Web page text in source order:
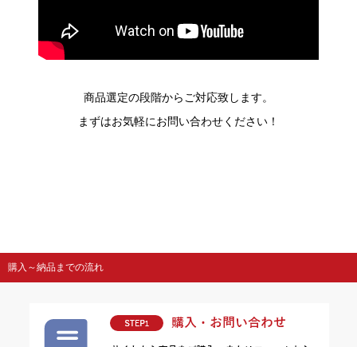
商品選定の段階からご対応致します。
まずはお気軽にお問い合わせください！
購入～納品までの流れ